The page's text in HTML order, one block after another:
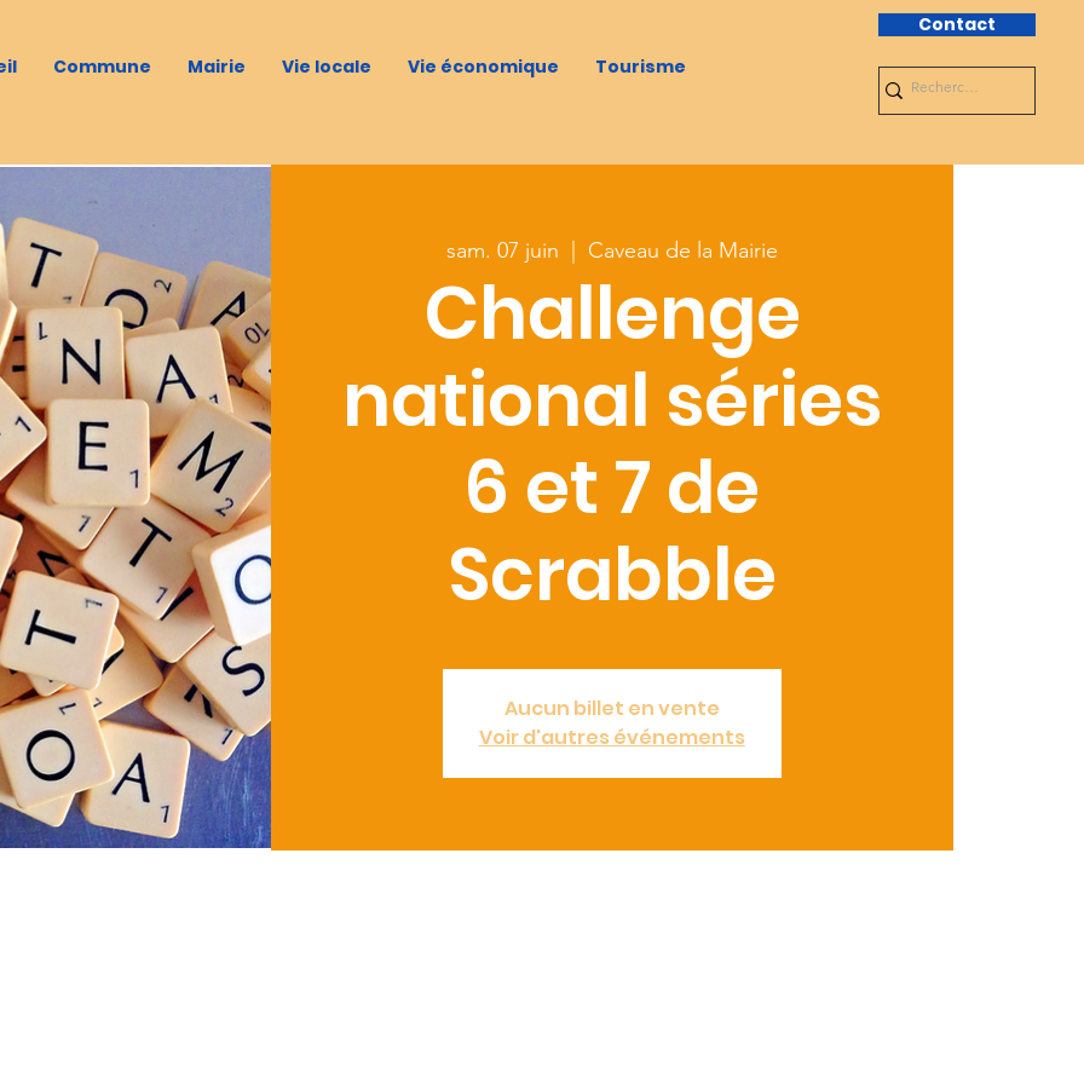
Commune Mairie Vie locale Vie économique Tourisme
Contact
sam. 07 juin Caveau de la Mairie
Challenge
national séries
6 et 7 de
Scrabble
Aucun billet en vente
Voir d'autres événements